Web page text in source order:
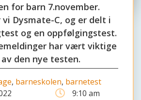
for barn 7.november.
vi Dysmate-C, og er delt i
og en oppfølgingstest.
har vært viktige
den nye testen.
, barneskolen, barnetest
9:10 am